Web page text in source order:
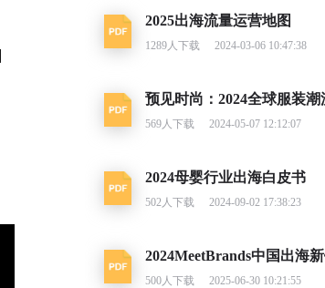
2025出海流量运营地图
1289人下载 2024-03-06 10:47:38
569人下载 2024-05-07 12:12:07
2024母婴行业出海白皮书
502人下载 2024-09-02 17:38:23
500人下载 2025-06-30 10:21:55